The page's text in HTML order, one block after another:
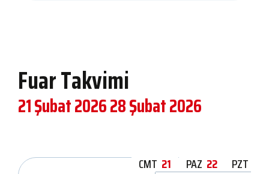
Fuar Takvimi
21 Şubat 202628 Şubat 2026
CMT 21 PAZ 22 PZT